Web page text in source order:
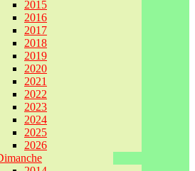
2015
2016
2017
2018
2019
2020
2021
2022
2023
2024
2025
2026